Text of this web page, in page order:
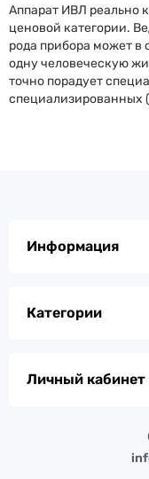
Аппарат ИВЛ реально
ценовой категории.
рода прибора может
одну человеческую
точно порадует
специализированных
Информация
Категории
Личный кабинет